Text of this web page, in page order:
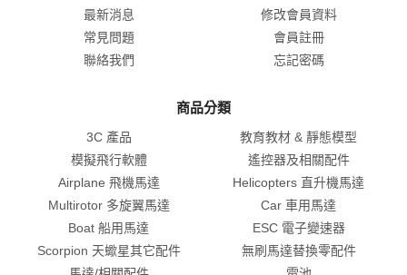
最新消息
常見問題
聯絡我們
修改會員資料
會員註冊
忘記密碼
商品分類
3C 產品
教育教材 & 靜態模型
模擬飛行軟體
遙控器及相關配件
Airplane 飛機馬達
Helicopters 直升機馬達
Multirotor 多旋翼馬達
Car 車用馬達
Boat 船用馬達
ESC 電子變速器
Scorpion 天蠍星其它配件
無刷馬達替換零配件